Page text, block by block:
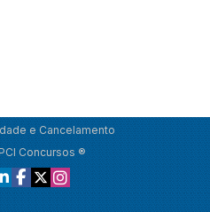
e Cancelamento
Concursos ®